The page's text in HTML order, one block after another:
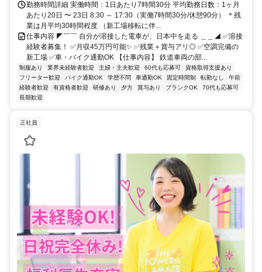
勤務時間詳細 実働時間：1日あたり7時間30分 平均勤務日数：1ヶ月
あたり20日 〜 23日 8:30 ～ 17:30（実働7時間30分/休憩90分） ＊残
業は月平均30時間程度 （新工場移転に伴...
仕事内容 ◤￣￣ 自分が溶接した電車が、日本中を走る ＿＿◢ ✅溶接
経験者募集！ ✅月収45万円可能✨ ✅残業＋賞与アリ◎ ✅空調完備の
新工場 ✅車・バイク通勤OK 【仕事内容】 鉄道車両の部...
制服あり 業界未経験者歓迎 主婦・主夫歓迎 60代も応募可
資格取得支援あり
フリーター歓迎
バイク通勤OK 学歴不問 車通勤OK 固定時間制 転勤なし
午前
経験者歓迎
有資格者歓迎 研修あり 夕方 賞与あり ブランクOK
70代も応募可
長期歓迎
正社員